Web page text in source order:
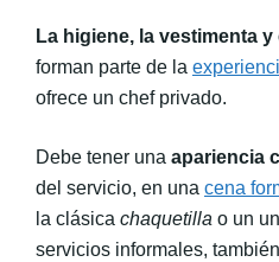
La higiene, la vestimenta
forman parte de la
ofrece un chef privado.
Debe tener una apariencia
del servicio, en una cena
la clásica chaquetilla o un
servicios informales,